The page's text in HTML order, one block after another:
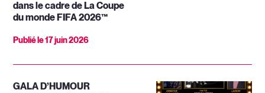
dans le cadre de La Coupe
du monde FIFA 2026™
Publié le17 juin 2026
GALA D’HUMOUR